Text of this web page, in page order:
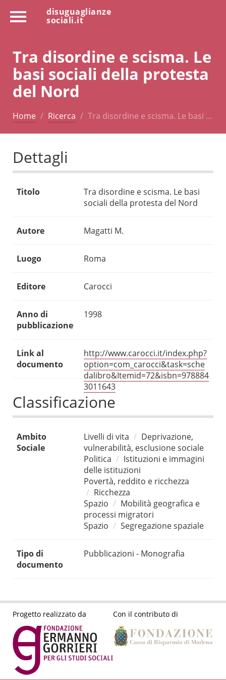
disuguaglianze
sociali.it
Tra disordine e scisma. Le
basi sociali della protesta
del Nord
Home Ricerca Tra disordine e scisma. Le basi …
Dettagli
Titolo
Tra disordine e scisma. Le basi
sociali della protesta del Nord
Autore Magatti M.
Luogo Roma
Editore Carocci
Anno di
pubblicazione
1998
Link al
documento
http://www.carocci.it/index.php?
option=com_carocci&task=sche
dalibro&Itemid=72&isbn=978884
3011643
Classificazione
Ambito
Sociale
Livelli di vita
Deprivazione,
vulnerabilità, esclusione sociale
Politica
Istituzioni e immagini
delle istituzioni
Povertà, reddito e ricchezza
Ricchezza
Spazio
Mobilità geografica e
processi migratori
Spazio
Segregazione spaziale
Tipo di
documento
Pubblicazioni - Monografia
Progetto realizzato da Con il contributo di